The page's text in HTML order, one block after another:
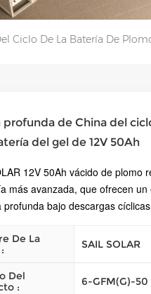
Ciclo De La Batería De
profunda de China del
del gel de 12V 50Ah
12V 50Ah vácido de plomo
más avanzada, que ofrecen
profunda bajo descargas
De La
SAIL SOLAR
Del
:
6-GFM(G)-50